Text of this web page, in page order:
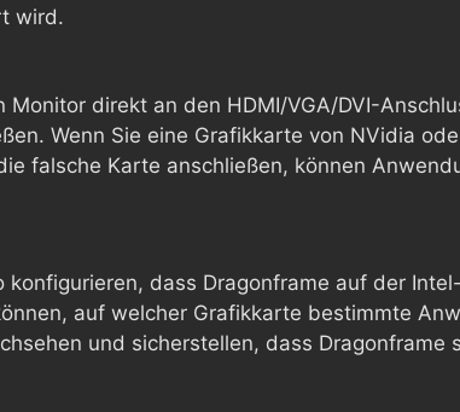
wird.
direkt an den HDMI/VGA/DVI-
Wenn Sie eine Grafikkarte von NVidia
falsche Karte anschließen, können
konfigurieren, dass Dragonframe auf der
auf welcher Grafikkarte bestimmte
und sicherstellen, dass